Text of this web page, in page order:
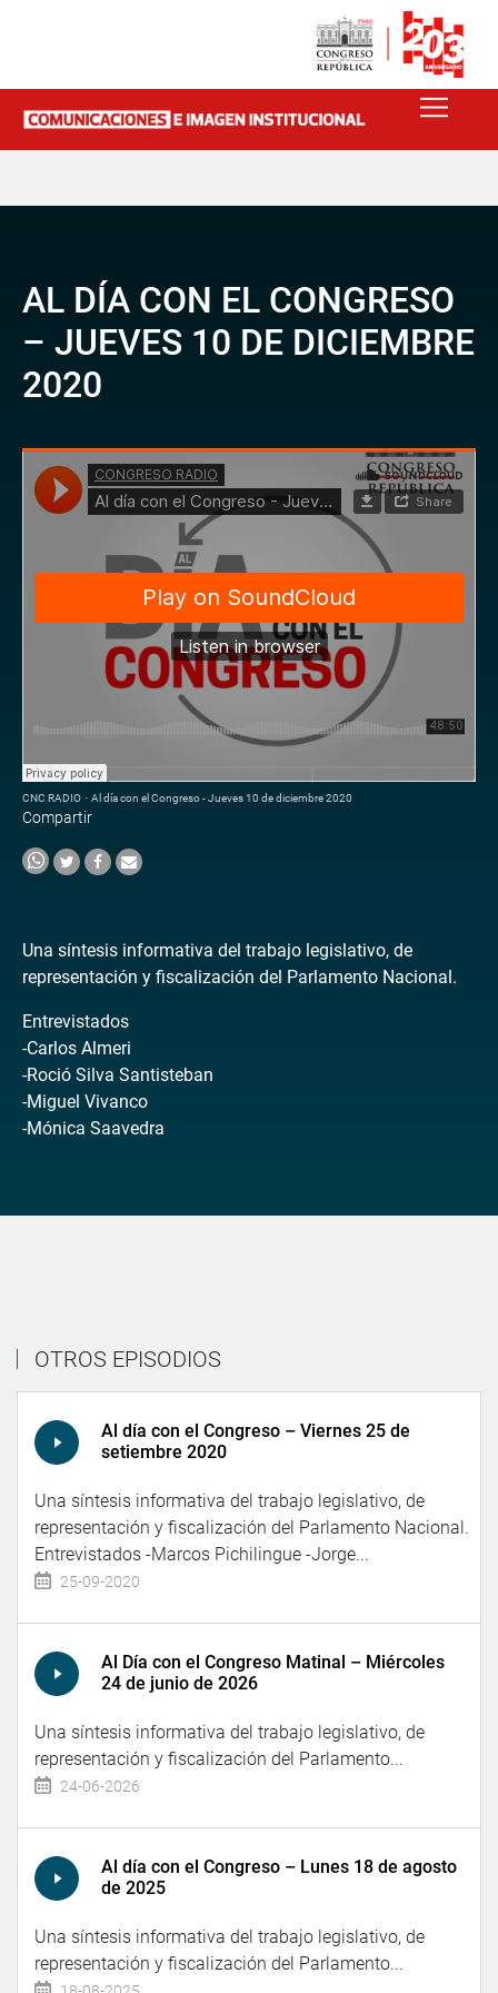
AL DÍA CON EL CONGRESO
– JUEVES 10 DE DICIEMBRE
2020
CNC RADIO · Al día con el Congreso - Jueves 10 de diciembre 2020
Compartir
Una síntesis informativa del trabajo legislativo, de
representación y fiscalización del Parlamento Nacional.
Entrevistados
-Carlos Almeri
-Roció Silva Santisteban
-Miguel Vivanco
-Mónica Saavedra
OTROS EPISODIOS
Al día con el Congreso – Viernes 25 de
setiembre 2020
Una síntesis informativa del trabajo legislativo, de
representación y fiscalización del Parlamento Nacional.
Entrevistados -Marcos Pichilingue -Jorge...
25-09-2020
Al Día con el Congreso Matinal – Miércoles
24 de junio de 2026
Una síntesis informativa del trabajo legislativo, de
representación y fiscalización del Parlamento...
24-06-2026
Al día con el Congreso – Lunes 18 de agosto
de 2025
Una síntesis informativa del trabajo legislativo, de
representación y fiscalización del Parlamento...